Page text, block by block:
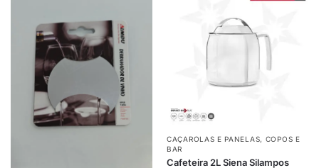
CAÇAROLAS E PANELAS, COPOS E
BAR
Cafeteira 2L Siena Silampos